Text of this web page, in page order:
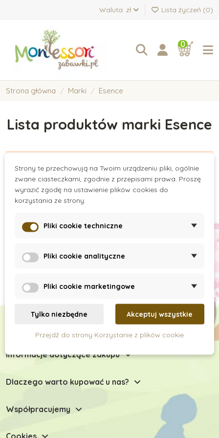
Waluta: zł Lista życzeń (0)
0
Strona główna Marki Esence
Lista produktów marki Esence
There are no products.
Informacje dotyczące zakupu
Dlaczego warto kupować u nas?
Współpracujemy
Strony te przechowują na Twoim urządzeniu pliki, ogólnie
zwane ciasteczkami, zgodnie z przepisami prawa. Proszę
wyrazić zgodę na ustawienie plików cookies do
korzystania ze strony.
Pliki cookie techniczne
Pliki cookie analityczne
Pliki cookie marketingowe
Tylko niezbędne Akceptuj wszystkie
Przejdź do strony Korzystanie z plików cookie